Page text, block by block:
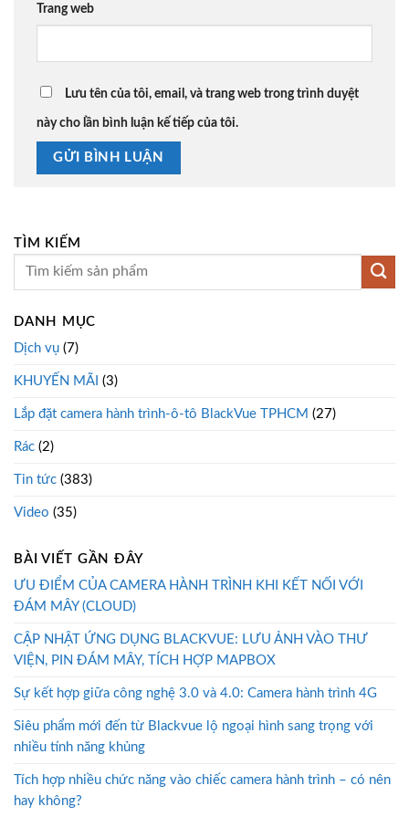
Trang web
Lưu tên của tôi, email, và trang web trong trình duyệt
này cho lần bình luận kế tiếp của tôi.
TÌM KIẾM
DANH MỤC
Dịch vụ (7)
KHUYẾN MÃI (3)
Lắp đặt camera hành trình-ô-tô BlackVue TPHCM (27)
Rác (2)
Tin tức (383)
Video (35)
BÀI VIẾT GẦN ĐÂY
ƯU ĐIỂM CỦA CAMERA HÀNH TRÌNH KHI KẾT NỐI VỚI
ĐÁM MÂY (CLOUD)
CẬP NHẬT ỨNG DỤNG BLACKVUE: LƯU ẢNH VÀO THƯ
VIỆN, PIN ĐÁM MÂY, TÍCH HỢP MAPBOX
Sự kết hợp giữa công nghệ 3.0 và 4.0: Camera hành trình 4G
Siêu phẩm mới đến từ Blackvue lộ ngoại hình sang trọng với
nhiều tính năng khủng
Tích hợp nhiều chức năng vào chiếc camera hành trình – có nên
hay không?